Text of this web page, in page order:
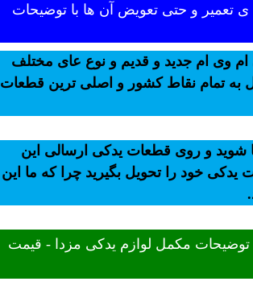
تعمیر و حتی تعویض آن ها با توضیحات
ام وی ام جدید و قدیم و نوع عای مختلف
به تمام نقاط کشور و اصلی ترین قطعات
شوید و روی قطعات یدکی ارسالی این
یدکی خود را تحویل بگیرید چرا که ما این
توضیحات مکمل لوازم یدکی مزدا - قیمت